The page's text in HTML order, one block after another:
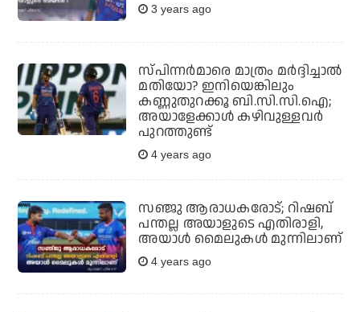
3 years ago
സ്പിന്നര്‍മാരെ മാത്രം മര്‍ദ്ദിച്ചാല്‍
മതിയോ? ഇനിയെങ്കിലും
കണ്ണുതുറക്കൂ ബി.സി.സി.ഐ;
അയാളേക്കാള്‍ കഴിവുള്ളവര്‍
പുറത്തുണ്ട്
4 years ago
സഞ്ജു ആരാധകരോട്; റിഷബ്
പന്തല്ല അയാളുടെ എതിരാളി,
അയാള്‍ മൈലുകള്‍ മുന്നിലാണ്
4 years ago